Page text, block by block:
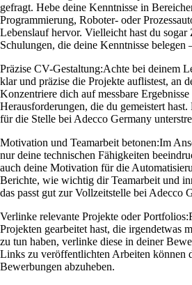
gefragt. Hebe deine Kenntnisse in
Programmierung, Roboter- oder
Lebenslauf hervor. Vielleicht hast du sogar
Schulungen, die deine Kenntnisse belegen
Präzise CV-Gestaltung:Achte bei deinem
klar und präzise die Projekte auflistest, an
Konzentriere dich auf messbare
Herausforderungen, die du gemeistert
für die Stelle bei Adecco Germany
Motivation und Teamarbeit betonen:Im
nur deine technischen Fähigkeiten
auch deine Motivation für die
Berichte, wie wichtig dir Teamarbeit und
das passt gut zur Vollzeitstelle bei Adecco
Verlinke relevante Projekte oder Portfolios:
Projekten gearbeitet hast, die irgendetwas
zu tun haben, verlinke diese in deiner
Links zu veröffentlichten Arbeiten können
Bewerbungen abzuheben.